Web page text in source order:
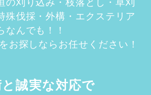
殊伐採・外構・エクステリア
んでも！！
お探しならお任せください！
誠実な対応で